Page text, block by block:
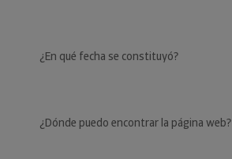
¿En qué fecha se constituyó?
¿Dónde puedo encontrar la página web?